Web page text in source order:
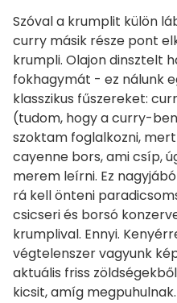
Szóval a krumplit külön
curry másik része pont
krumpli. Olajon dinsztelt
fokhagymát - ez nálunk
klasszikus fűszereket:
(tudom, hogy a curry-
szoktam foglalkozni,
cayenne bors, ami csíp,
merem leírni. Ez
rá kell önteni
csicseri és borsó
krumplival. Ennyi.
végtelenszer vagyunk
aktuális friss
kicsit, amíg megpuhulnak.